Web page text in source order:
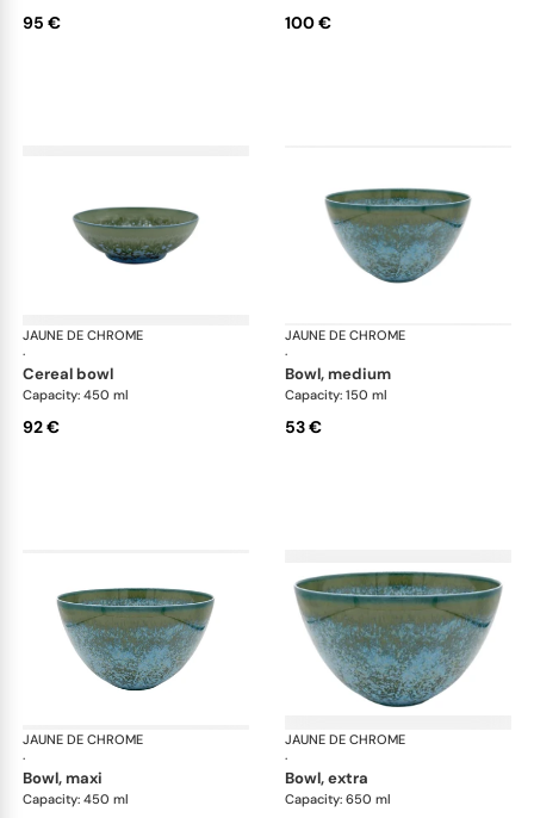
95 € 100 €
JAUNE DE CHROME
·
Nymphéa
cereal bowl
Capacity: 450 ml
92 €
JAUNE DE CHROME
·
bowl, medium
Capacity: 150 ml
53 €
JAUNE DE CHROME
·
Nymphéa
bowl, maxi
Capacity: 450 ml
JAUNE DE CHROME
·
bowl, extra
Capacity: 650 ml